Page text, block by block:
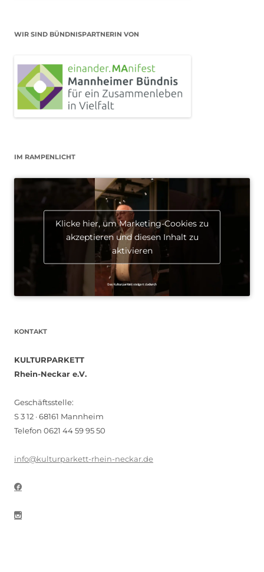
WIR SIND BÜNDNISPARTNERIN VON
IM RAMPENLICHT
Klicke hier, um Marketing-Cookies zu
akzeptieren und diesen Inhalt zu
aktivieren
KONTAKT
KULTURPARKETT
Rhein-Neckar e.V.
Geschäftsstelle:
S 3 12 · 68161 Mannheim
Telefon 0621 44 59 95 50
info@kulturparkett-rhein-neckar.de